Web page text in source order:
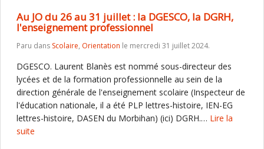
Au JO du 26 au 31 juillet : la DGESCO, la DGRH,
l'enseignement professionnel
Paru dans Scolaire, Orientation le mercredi 31 juillet 2024.
DGESCO. Laurent Blanès est nommé sous-directeur des
lycées et de la formation professionnelle au sein de la
direction générale de l'enseignement scolaire (Inspecteur de
l'éducation nationale, il a été PLP lettres-histoire, IEN-EG
lettres-histoire, DASEN du Morbihan) (ici) DGRH.… Lire la
suite